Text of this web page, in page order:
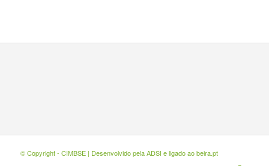
© Copyright - CIMBSE | Desenvolvido pelaADSI e ligado aobeira.pt